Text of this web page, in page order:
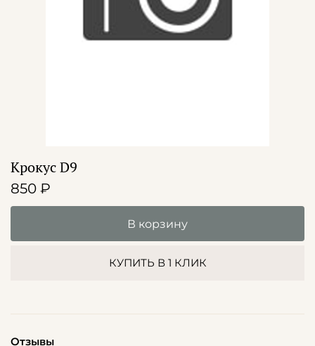
Крокус D9
850 ₽
В корзину
КУПИТЬ В 1 КЛИК
Отзывы